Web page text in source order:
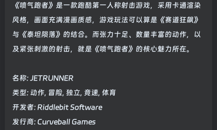
《喷气跑者》是一款跑酷第一人称射击游戏，采用卡通渲染
风格，画面充满漫画质感，游戏玩法可以算是《赛道狂飙》
与《泰坦陨落》的结合。而张力十足、数量丰富的动作，以
及紧张刺激的射击，就是《喷气跑者》的核心魅力所在。
名称: JETRUNNER
类型: 动作, 冒险, 独立, 竞速, 体育
开发者: Riddlebit Software
发行商: Curveball Games